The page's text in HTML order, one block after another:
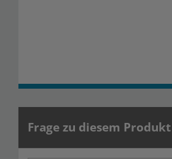
Frage zu diesem Produkt